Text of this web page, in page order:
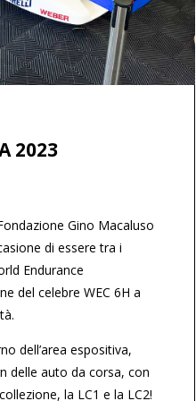
2023
Gino Macaluso
di essere tra i
Endurance
del celebre WEC 6H a
dell’area espositiva,
delle auto da corsa, con
la LC1 e la LC2!